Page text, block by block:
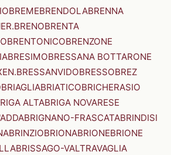
BREMEBRENDOLABRENNA
BRENOBRENTA
BRENTONICOBRENZONE
BRESIMOBRESSANA BOTTARONE
BRESSANVIDOBRESSOBREZ
BRIAGLIABRIATICOBRICHERASIO
ALTABRIGA NOVARESE
BRIGNANO-FRASCATABRINDISI
BRINZIOBRIONABRIONEBRIONE
BRISSAGO-VALTRAVAGLIA